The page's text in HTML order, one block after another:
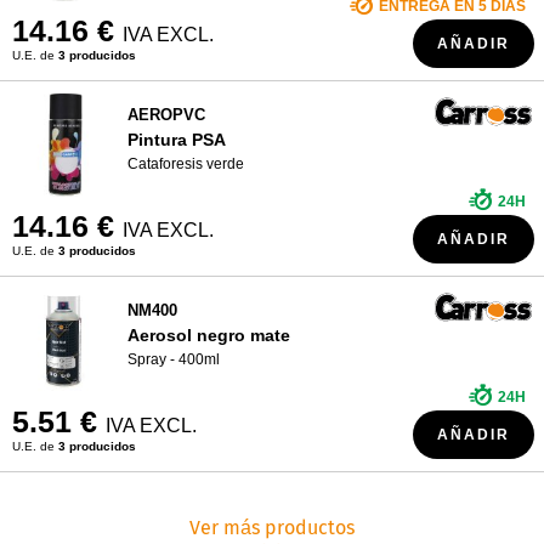
14.16 € IVA EXCL.
U.E. de 3 producidos
ENTREGA EN 5 DÍAS
AÑADIR
AEROPVC
Pintura PSA
Cataforesis verde
14.16 € IVA EXCL.
U.E. de 3 producidos
24H
AÑADIR
NM400
Aerosol negro mate
Spray - 400ml
5.51 € IVA EXCL.
U.E. de 3 producidos
24H
AÑADIR
Ver más productos